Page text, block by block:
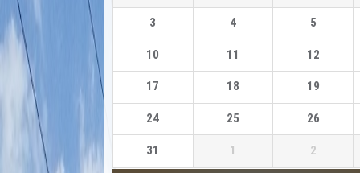
3 4 5
10 11 12
17 18 19
24 25 26
31 1 2